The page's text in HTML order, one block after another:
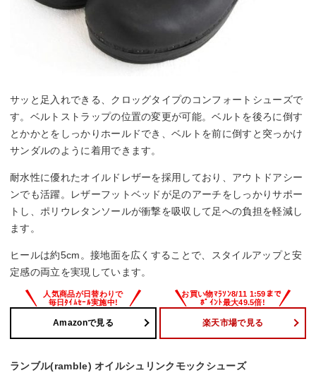
サッと足入れできる、クロッグタイプのコンフォートシューズで
す。ベルトストラップの位置の変更が可能。ベルトを後ろに倒す
とかかとをしっかりホールドでき、ベルトを前に倒すと突っかけ
サンダルのように着用できます。
耐水性に優れたオイルドレザーを採用しており、アウトドアシー
ンでも活躍。レザーフットベッドが足のアーチをしっかりサポー
トし、ポリウレタンソールが衝撃を吸収して足への負担を軽減し
ます。
ヒールは約5cm。接地面を広くすることで、スタイルアップと安
定感の両立を実現しています。
Amazonで見る 楽天市場で見る
ランブル(ramble) オイルシュリンクモックシューズ